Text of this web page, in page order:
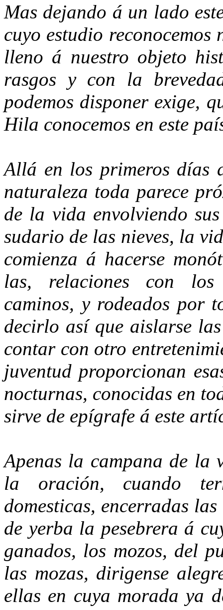
Mas dejando á un lado
cuyo estudio
lleno á nuestro objeto
rasgos y con la
podemos disponer exige,
Hila conocemos en este
Allá en los primeros días
naturaleza toda parece
de la vida envolviendo
sudario de las nieves, la
comienza á hacerse
las, relaciones con los
caminos, y rodeados por
decirlo así que aislarse
contar con otro
juventud proporcionan
nocturnas, conocidas en
sirve de epígrafe á este
Apenas la campana de la
la oración, cuando
domesticas, encerradas
de yerba la pesebrera á
ganados, los mozos, del
las mozas, dirigense
ellas en cuya morada ya